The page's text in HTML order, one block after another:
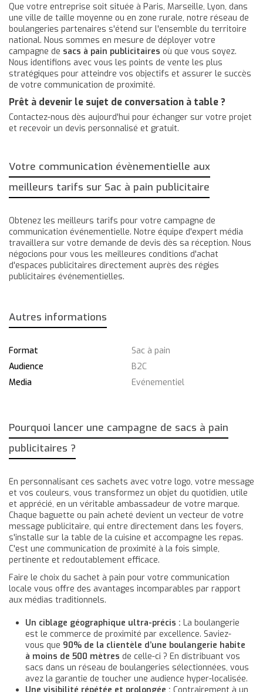
Que votre entreprise soit située à Paris, Marseille, Lyon, dans
une ville de taille moyenne ou en zone rurale, notre réseau de
boulangeries partenaires s'étend sur l'ensemble du territoire
national. Nous sommes en mesure de déployer votre
campagne de sacs à pain publicitaires où que vous soyez.
Nous identifions avec vous les points de vente les plus
stratégiques pour atteindre vos objectifs et assurer le succès
de votre communication de proximité.
Prêt à devenir le sujet de conversation à table ?
Contactez-nous dès aujourd'hui pour échanger sur votre projet
et recevoir un devis personnalisé et gratuit.
Votre communication évènementielle aux
meilleurs tarifs sur Sac à pain publicitaire
Obtenez les meilleurs tarifs pour votre campagne de
communication événementielle. Notre équipe d'expert média
travaillera sur votre demande de devis dès sa réception. Nous
négocions pour vous les meilleures conditions d'achat
d'espaces publicitaires directement auprès des régies
publicitaires événementielles.
Autres informations
Format
Sac à pain
Audience
B2C
Media
Evénementiel
Pourquoi lancer une campagne de sacs à pain
publicitaires ?
En personnalisant ces sachets avec votre logo, votre message
et vos couleurs, vous transformez un objet du quotidien, utile
et apprécié, en un véritable ambassadeur de votre marque.
Chaque baguette ou pain acheté devient un vecteur de votre
message publicitaire, qui entre directement dans les foyers,
s'installe sur la table de la cuisine et accompagne les repas.
C'est une communication de proximité à la fois simple,
pertinente et redoutablement efficace.
Faire le choix du sachet à pain pour votre communication
locale vous offre des avantages incomparables par rapport
aux médias traditionnels.
Un ciblage géographique ultra-précis : La boulangerie
est le commerce de proximité par excellence. Saviez-
vous que 90% de la clientèle d’une boulangerie habite
à moins de 500 mètres de celle-ci ? En distribuant vos
sacs dans un réseau de boulangeries sélectionnées, vous
avez la garantie de toucher une audience hyper-localisée.
Une visibilité répétée et prolongée : Contrairement à un